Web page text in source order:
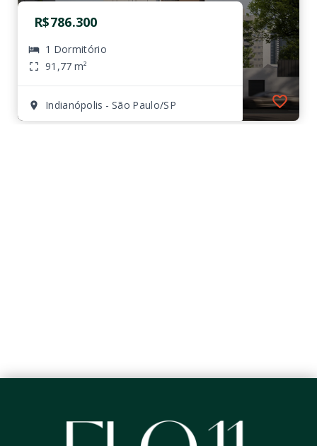
R$786.300
1 Dormitório
91,77 m²
Indianópolis - São Paulo/SP